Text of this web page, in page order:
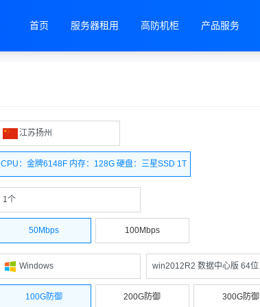
首页 服务器租用 高防机柜 产品服务
江苏扬州
CPU：金牌6148F 内存：128G 硬盘：三星SSD 1T
1个
50Mbps 100Mbps
Windows win2012R2 数据中心版 64位
100G防御 200G防御 300G防御